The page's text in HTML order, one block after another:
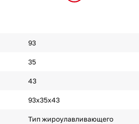
93
35
43
93х35х43
Тип жироулавливающего